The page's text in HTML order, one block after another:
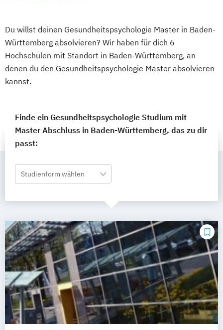
Du willst deinen Gesundheitspsychologie Master in Baden-
Württemberg absolvieren? Wir haben für dich 6
Hochschulen mit Standort in Baden-Württemberg, an
denen du den Gesundheitspsychologie Master absolvieren
kannst.
Finde ein Gesundheitspsychologie Studium mit
Master Abschluss in Baden-Württemberg, das zu dir
passt:
Studienform wählen